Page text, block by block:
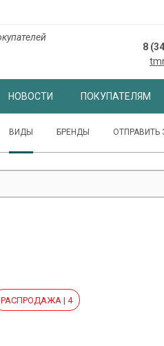
8
НОВОСТИ ПОКУПАТЕЛЯМ
ВИДЫ БРЕНДЫ ОТПРАВИТЬ
РАСПРОДАЖА | 4